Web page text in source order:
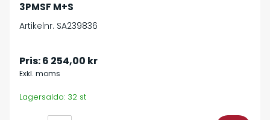
3PMSF M+S
Artikelnr. SA239836
Pris:6 254,00 kr
Exkl. moms
Lagersaldo: 32 st